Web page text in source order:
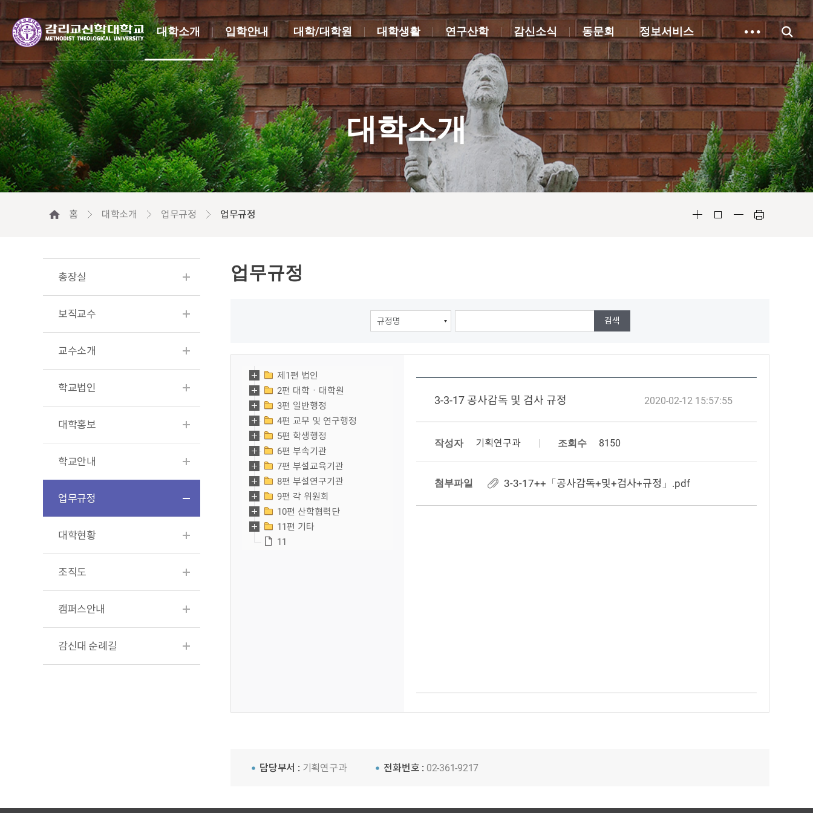
대학소개 입학안내 대학/대학원 대학생활 연구산학 감신소식 동문회 정보서비스
대학소개
홈 대학소개 업무규정 업무규정
총장실
보직교수
교수소개
학교법인
대학홍보
학교안내
업무규정
대학현황
조직도
캠퍼스안내
감신대 순례길
업무규정
제1편 법인
2편 대학ㆍ대학원
3편 일반행정
4편 교무 및 연구행정
5편 학생행정
6편 부속기관
7편 부설교육기관
8편 부설연구기관
9편 각 위원회
10편 산학협력단
11편 기타
11
3-3-17 공사감독 및 검사 규정
작성자 기획연구과
2020-02-12 15:57:55
조회수 8150
첨부파일 3-3-17++「공사감독+및+검사+규정」.pdf
담당부서 : 기획연구과 전화번호 : 02-361-9217